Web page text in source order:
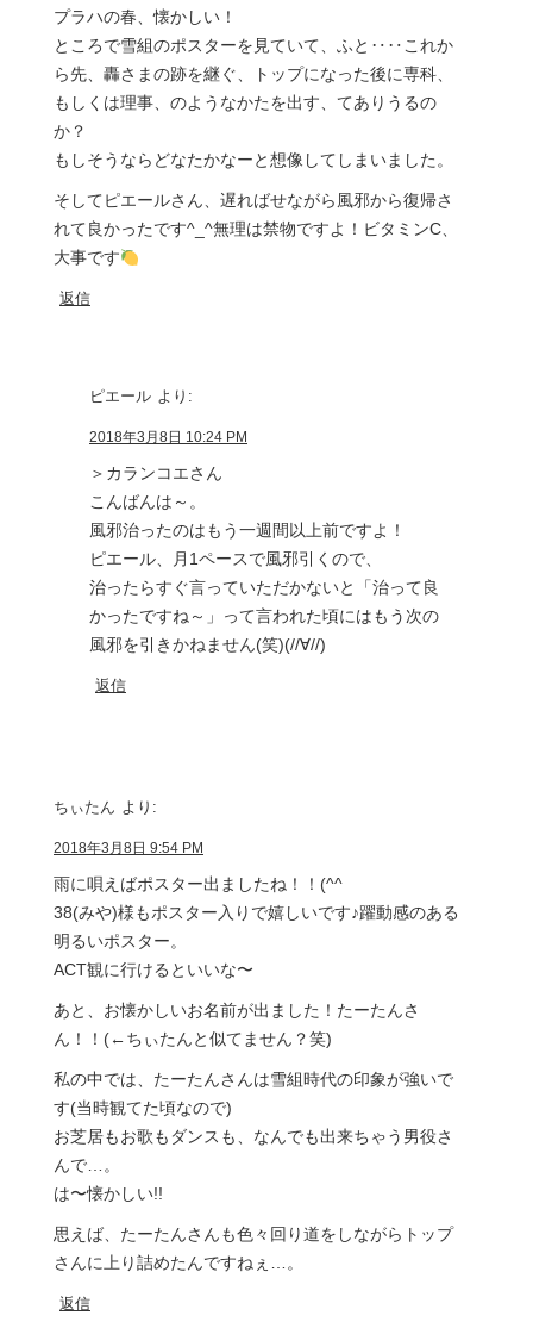
プラハの春、懐かしい！
ところで雪組のポスターを見ていて、ふと‥‥これか
ら先、轟さまの跡を継ぐ、トップになった後に専科、
もしくは理事、のようなかたを出す、てありうるの
か？
もしそうならどなたかなーと想像してしまいました。
そしてピエールさん、遅ればせながら風邪から復帰さ
れて良かったです^_^無理は禁物ですよ！ビタミンC、
大事です
返信
ピエール より:
2018年3月8日 10:24 PM
＞カランコエさん
こんばんは～。
風邪治ったのはもう一週間以上前ですよ！
ピエール、月1ペースで風邪引くので、
治ったらすぐ言っていただかないと「治って良
かったですね～」って言われた頃にはもう次の
風邪を引きかねません(笑)(//∀//)
返信
ちぃたん より:
2018年3月8日 9:54 PM
雨に唄えばポスター出ましたね！！(^^
38(みや)様もポスター入りで嬉しいです♪躍動感のある
明るいポスター。
ACT観に行けるといいな〜
あと、お懐かしいお名前が出ました！たーたんさ
ん！！(←ちぃたんと似てません？笑)
私の中では、たーたんさんは雪組時代の印象が強いで
す(当時観てた頃なので)
お芝居もお歌もダンスも、なんでも出来ちゃう男役さ
んで…。
は〜懐かしい!!
思えば、たーたんさんも色々回り道をしながらトップ
さんに上り詰めたんですねぇ…。
返信